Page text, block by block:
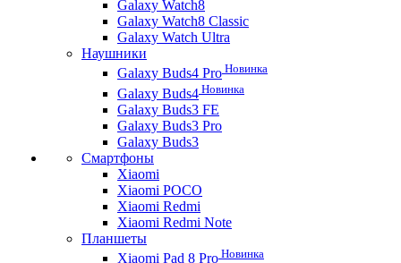
Galaxy Watch8
Galaxy Watch8 Classic
Galaxy Watch Ultra
Наушники
Galaxy Buds4 Pro Новинка
Galaxy Buds4 Новинка
Galaxy Buds3 FE
Galaxy Buds3 Pro
Galaxy Buds3
Смартфоны
Xiaomi
Xiaomi POCO
Xiaomi Redmi
Xiaomi Redmi Note
Планшеты
Xiaomi Pad 8 Pro Новинка